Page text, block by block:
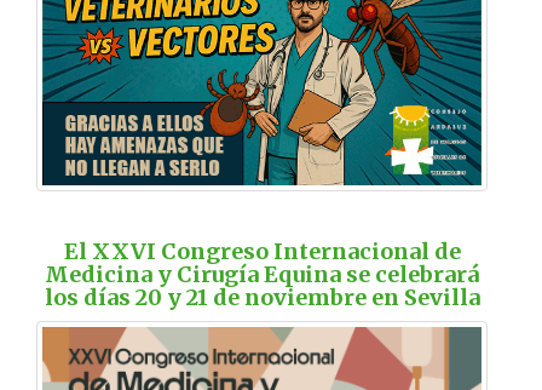
El XXVI Congreso Internacional de
Medicina y Cirugía Equina se celebrará
los días 20 y 21 de noviembre en Sevilla